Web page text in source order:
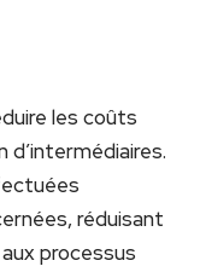
les ‌coûts
d’intermédiaires.
réduisant
processus